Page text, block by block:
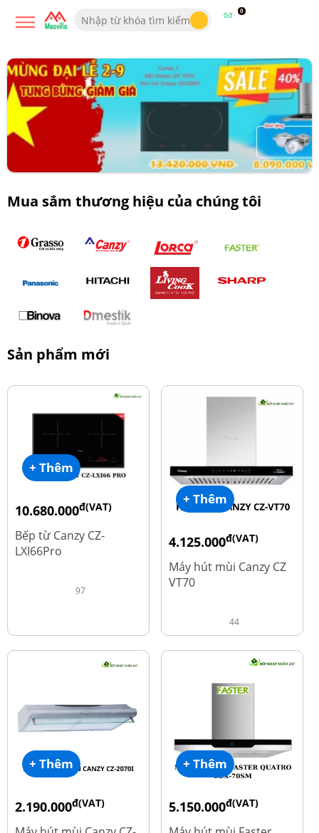
0
0đ
Mua sắm thương hiệu của chúng tôi
Sản phẩm mới
+ Thêm
10.680.000đ(VAT)
Bếp từ Canzy CZ-
LXI66Pro
97
+ Thêm
4.125.000đ(VAT)
8.500.000
Máy hút mùi Canzy CZ
VT70
44
+ Thêm
2.190.000đ(VAT)
4.450.000
+ Thêm
5.150.000đ(VAT)
9.700.000